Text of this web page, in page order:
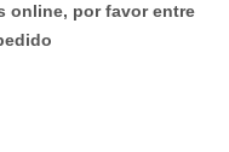
online, por favor entre